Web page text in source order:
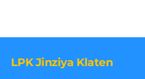
LPK Jinziya Klaten